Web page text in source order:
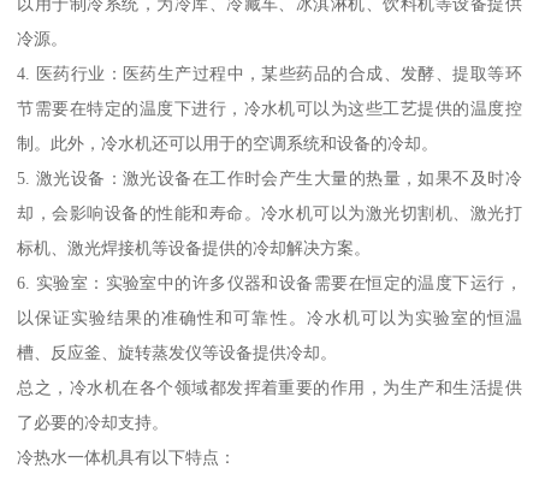
以用于制冷系统，为冷库、冷藏车、冰淇淋机、饮料机等设备提供
冷源。
4. 医药行业：医药生产过程中，某些药品的合成、发酵、提取等环
节需要在特定的温度下进行，冷水机可以为这些工艺提供的温度控
制。此外，冷水机还可以用于的空调系统和设备的冷却。
5. 激光设备：激光设备在工作时会产生大量的热量，如果不及时冷
却，会影响设备的性能和寿命。冷水机可以为激光切割机、激光打
标机、激光焊接机等设备提供的冷却解决方案。
6. 实验室：实验室中的许多仪器和设备需要在恒定的温度下运行，
以保证实验结果的准确性和可靠性。冷水机可以为实验室的恒温
槽、反应釜、旋转蒸发仪等设备提供冷却。
总之，冷水机在各个领域都发挥着重要的作用，为生产和生活提供
了必要的冷却支持。
冷热水一体机具有以下特点：